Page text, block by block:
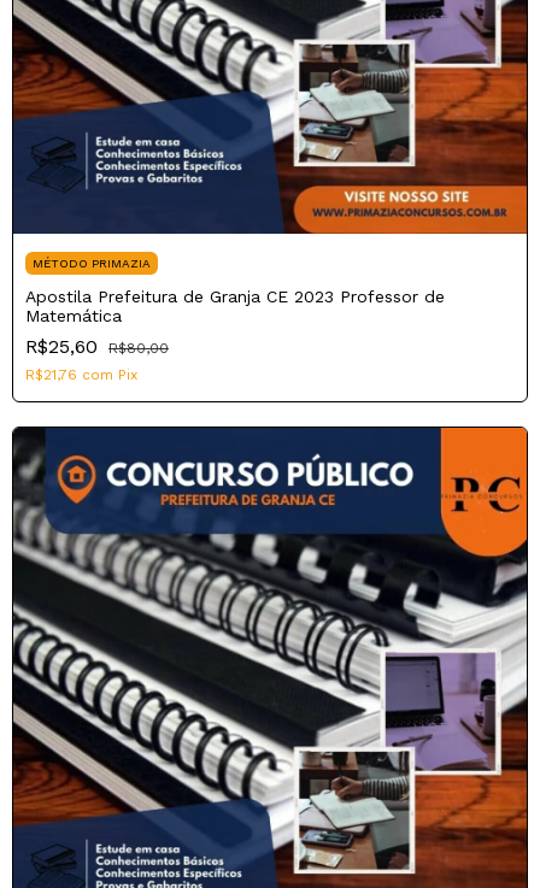
MÉTODO PRIMAZIA
Apostila Prefeitura de Granja CE 2023 Professor de
Matemática
R$25,60
R$80,00
R$21,76 com Pix